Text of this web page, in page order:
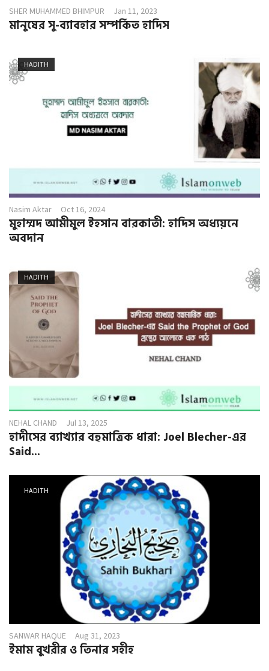
SHER MUHAMMED BHIMPUR Jan 11, 2023
মানুষের সু-ব্যাবহার সম্পর্কিত হাদিস
HADITH
Nasim Aktar Oct 16, 2024
মুহাম্মদ আমীমুল ইহসান বারকাতী: হাদিস অধ্যয়নে
অবদান
HADITH
NEHAL CHAND Jul 13, 2025
হাদীসের ব্যাখ্যার বহুমাত্রিক ধারা: Joel Blecher-এর
Said...
HADITH
SANWAR HAQUE Aug 31, 2023
ইমাম বুখরীর ও তিনার সহীহ